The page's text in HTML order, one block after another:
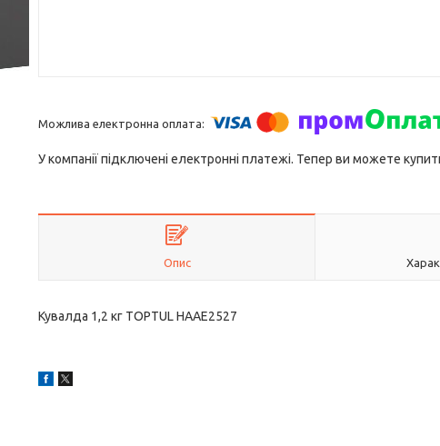
У компанії підключені електронні платежі. Тепер ви можете
Опис
Кувалда 1,2 кг TOPTUL HAAE2527